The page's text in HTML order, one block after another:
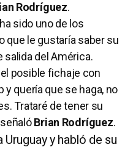
Rodríguez.
sido uno de los
que le gustaría saber su
del América.
posible fichaje con
y quería que se haga, no
Trataré de tener su
Brian Rodríguez.
y habló de su